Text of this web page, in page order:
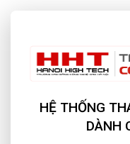
HỆ THỐNG
DÀNH